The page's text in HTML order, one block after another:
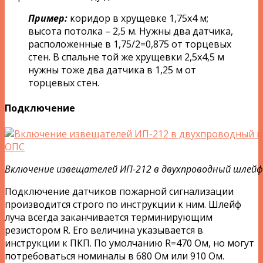
Пример: коридор в хрущевке 1,75х4 м;
высота потолка – 2,5 м. Нужны два датчика,
расположенные в 1,75/2=0,875 от торцевых
стен. В спальне той же хрущевки 2,5х4,5 м
нужны тоже два датчика в 1,25 м от
торцевых стен.
Подключение
Включение извещателей ИП-212 в двухпроводный
Подключение датчиков пожарной сигнализации
производится строго по инструкции к ним. Шлейф
луча всегда заканчивается терминирующим
резистором R. Его величина указывается в
инструкции к ПКП. По умолчанию R=470 Ом, но могут
потребоваться номиналы в 680 Ом или 910 Ом.